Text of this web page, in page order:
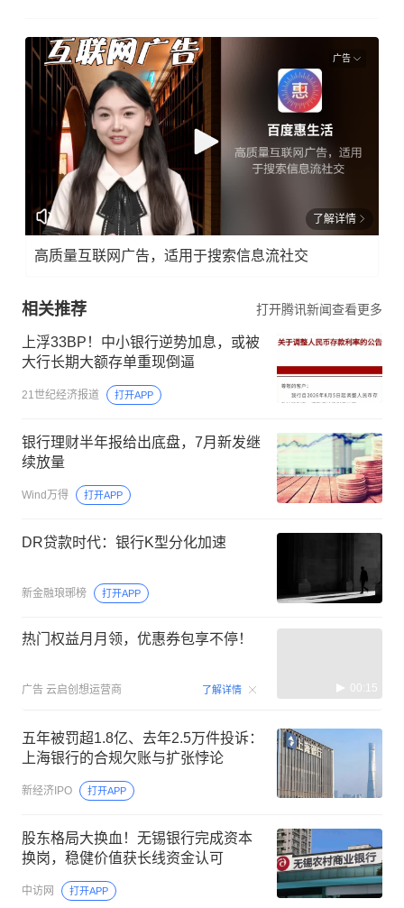
广告
了解详情
高质量互联网广告，适用于搜索信息流社交
相关推荐 打开腾讯新闻查看更多
上浮33BP！中小银行逆势加息，或被
大行长期大额存单重现倒逼
21世纪经济报道 打开APP
银行理财半年报给出底盘，7月新发继
续放量
Wind万得 打开APP
DR贷款时代：银行K型分化加速
新金融琅琊榜 打开APP
热门权益月月领，优惠券包享不停！
广告 云启创想运营商 了解详情 00:15
五年被罚超1.8亿、去年2.5万件投诉：
上海银行的合规欠账与扩张悖论
新经济IPO 打开APP
股东格局大换血！无锡银行完成资本
换岗，稳健价值获长线资金认可
中访网 打开APP